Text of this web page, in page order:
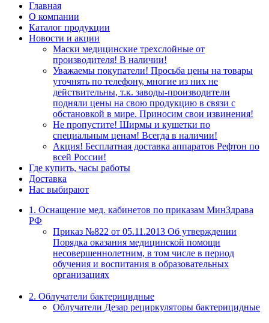
Главная
О компании
Каталог продукции
Новости и акции
Маски медицинские трехслойные от
производителя! В наличии!
Уважаемы покупатели! Просьба цены на товары
уточнять по телефону, многие из них не
действительны, т.к. заводы-производители
подняли цены на свою продукцию в связи с
обстановкой в мире. Приносим свои извинения!
Не пропустите! Ширмы и кушетки по
специальным ценам! Всегда в наличии!
Акция! Бесплатная доставка аппаратов Рефтон по
всей России!
Где купить, часы работы
Доставка
Нас выбирают
1. Оснащение мед. кабинетов по приказам МинЗдрава
РФ
Приказ №822 от 05.11.2013 Об утверждении
Порядка оказания медицинской помощи
несовершеннолетним, в том числе в период
обучения и воспитания в образовательных
организациях
2. Облучатели бактерицидные
Облучатели Дезар рециркуляторы бактерицидные